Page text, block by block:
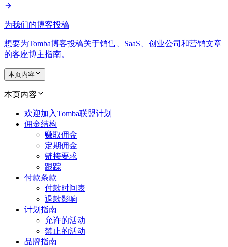
为我们的博客投稿
想要为Tomba博客投稿关于销售、SaaS、创业公司和营销文章
的客座博主指南。
本页内容
本页内容
欢迎加入Tomba联盟计划
佣金结构
赚取佣金
定期佣金
链接要求
跟踪
付款条款
付款时间表
退款影响
计划指南
允许的活动
禁止的活动
品牌指南